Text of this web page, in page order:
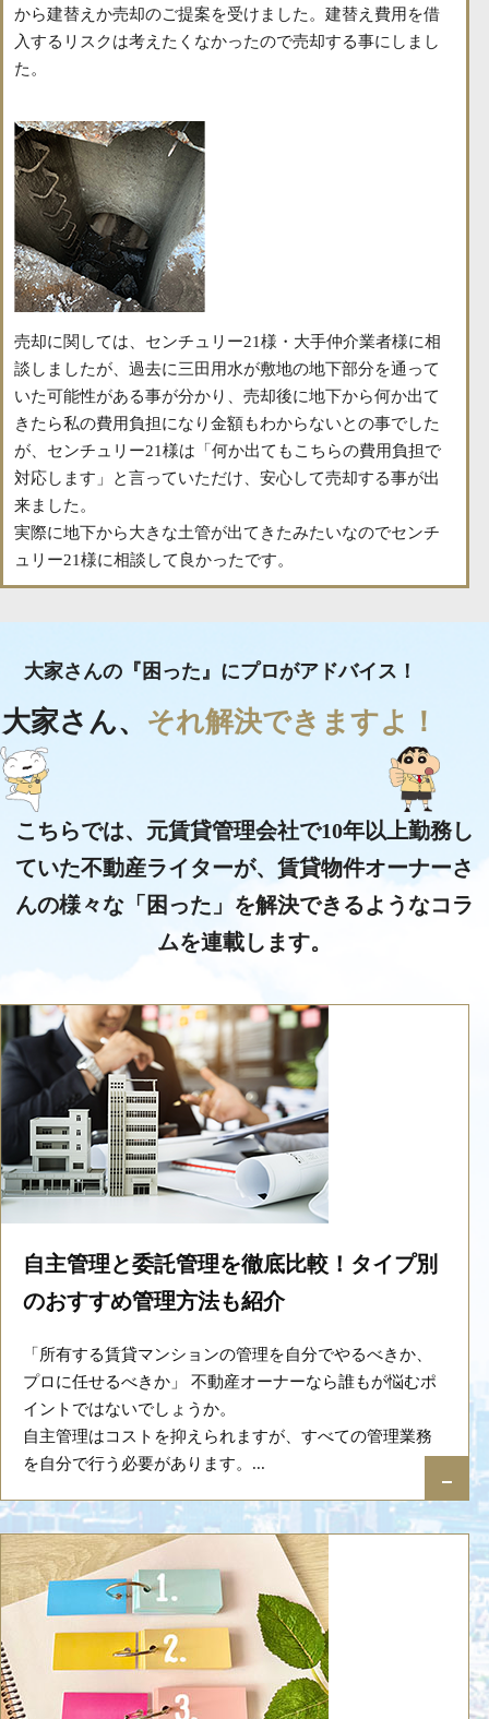
から建替えか売却のご提案を受けました。建替え費用を借
入するリスクは考えたくなかったので売却する事にしまし
た。
売却に関しては、センチュリー21様・大手仲介業者様に相
談しましたが、過去に三田用水が敷地の地下部分を通って
いた可能性がある事が分かり、売却後に地下から何か出て
きたら私の費用負担になり金額もわからないとの事でした
が、センチュリー21様は「何か出てもこちらの費用負担で
対応します」と言っていただけ、安心して売却する事が出
来ました。
実際に地下から大きな土管が出てきたみたいなのでセンチ
ュリー21様に相談して良かったです。
大家さんの『困った』にプロがアドバイス！
大家さん、 それ解決できますよ！
こちらでは、元賃貸管理会社で10年以上勤務し
ていた不動産ライターが、 賃貸物件オーナーさ
んの様々な「困った」を解決できるようなコラ
ムを連載します。
自主管理と委託管理を徹底比較！タイプ別
のおすすめ管理方法も紹介
「所有する賃貸マンションの管理を自分でやるべきか、
プロに任せるべきか」 不動産オーナーなら誰もが悩むポ
イントではないでしょうか。
自主管理はコストを抑えられますが、すべての管理業務
を自分で行う必要があります。...